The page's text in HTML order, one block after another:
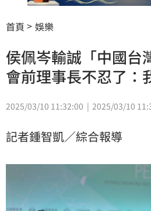
首頁 娛樂
侯佩岑輸誠「中國
會前理事長不忍了：
2025/03/10 11:32:00 2025/03/10
記者鍾智凱／綜合報導